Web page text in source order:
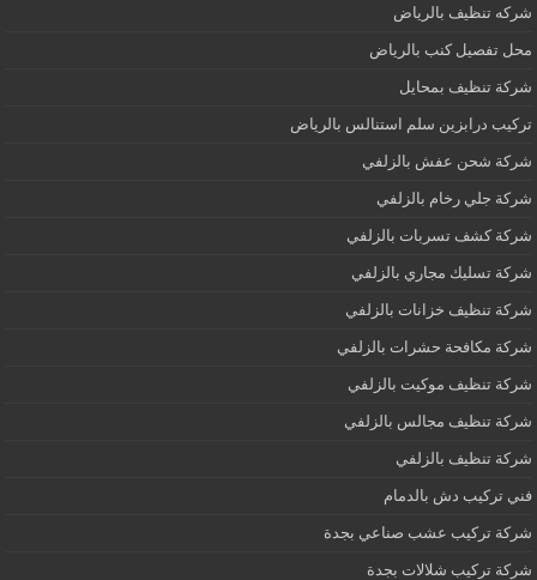
شركه تنظيف بالرياض
محل تفصيل كنب بالرياض
شركة تنظيف بمحايل
تركيب درابزين سلم استنالس بالرياض
شركة شحن عفش بالزلفي
شركة جلي رخام بالزلفي
شركة كشف تسربات بالزلفي
شركة تسليك مجاري بالزلفي
شركة تنظيف خزانات بالزلفي
شركة مكافحة حشرات بالزلفي
شركة تنظيف موكيت بالزلفي
شركة تنظيف مجالس بالزلفي
شركة تنظيف بالزلفي
فني تركيب دش بالدمام
شركة تركيب عشب صناعي بجدة
شركة تركيب شلالات بجدة